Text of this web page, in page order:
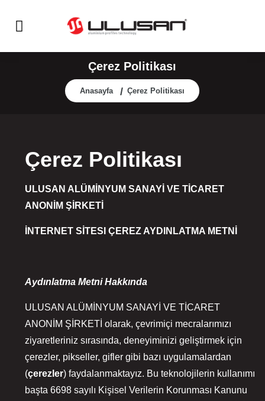
Çerez Politikası
Anasayfa Çerez Politikası
Çerez Politikası
ULUSAN ALÜMİNYUM SANAYİ VE TİCARET
ANONİM ŞİRKETİ
İNTERNET SİTESI ÇEREZ AYDINLATMA METNİ
Aydınlatma Metni Hakkında
ULUSAN ALÜMİNYUM SANAYİ VE TİCARET
ANONİM ŞİRKETİ olarak, çevrimiçi mecralarımızı
ziyaretleriniz sırasında, deneyiminizi geliştirmek için
çerezler, pikseller, gifler gibi bazı uygulamalardan
(çerezler) faydalanmaktayız. Bu teknolojilerin kullanımı
başta 6698 sayılı Kişisel Verilerin Korunması Kanunu